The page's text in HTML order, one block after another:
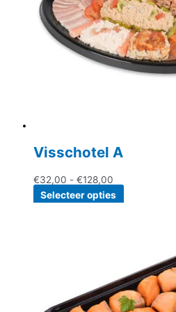
Visschotel A
€32,00 - €128,00
€32,00
Selecteer opties
Deze
optie
kan